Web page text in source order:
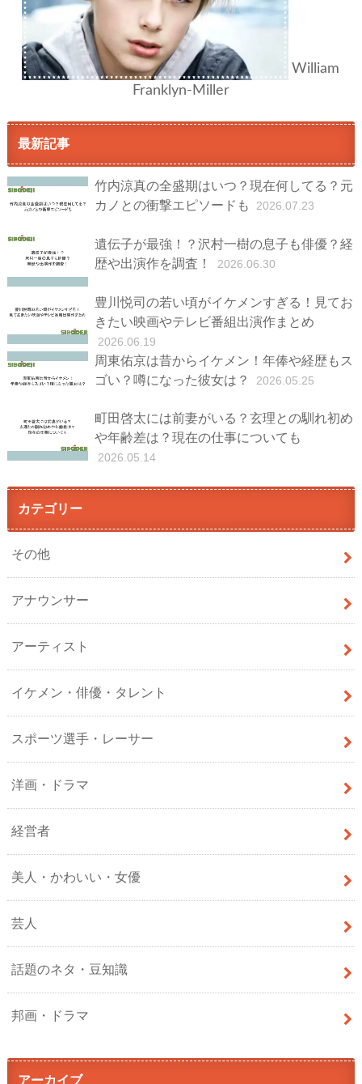
William
Franklyn-Miller
最新記事
竹内涼真の全盛期はいつ？現在何してる？元
カノとの衝撃エピソードも
2026.07.23
遺伝子が最強！？沢村一樹の息子も俳優？経
歴や出演作を調査！
2026.06.30
豊川悦司の若い頃がイケメンすぎる！見てお
きたい映画やテレビ番組出演作まとめ
2026.06.19
周東佑京は昔からイケメン！年俸や経歴もス
ゴい？噂になった彼女は？
2026.05.25
町田啓太には前妻がいる？玄理との馴れ初め
や年齢差は？現在の仕事についても
2026.05.14
カテゴリー
その他
アナウンサー
アーティスト
イケメン・俳優・タレント
スポーツ選手・レーサー
洋画・ドラマ
経営者
美人・かわいい・女優
芸人
話題のネタ・豆知識
邦画・ドラマ
アーカイブ